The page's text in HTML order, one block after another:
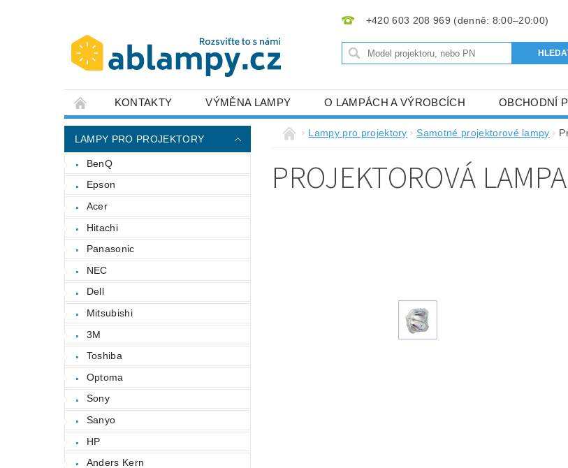
+420 603 208 969
KONTAKTY VÝMĚNA LAMPY O LAMPÁCH A VÝROBCÍCH OBCHODNÍ
LAMPY PRO PROJEKTORY
BenQ
Epson
Acer
Hitachi
Panasonic
NEC
Dell
Mitsubishi
3M
Toshiba
Optoma
Sony
Sanyo
HP
Anders Kern
Lampy pro projektory Samotné projektorové lampy
PROJEKTOROVÁ